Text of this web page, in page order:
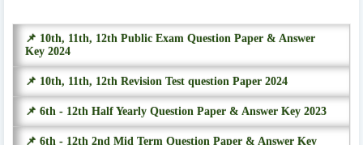
📌 10th, 11th, 12th Public Exam Question Paper & Answer
Key 2024
📌 10th, 11th, 12th Revision Test question Paper 2024
📌 6th - 12th Half Yearly Question Paper & Answer Key 2023
📌 6th - 12th 2nd Mid Term Question Paper & Answer Key